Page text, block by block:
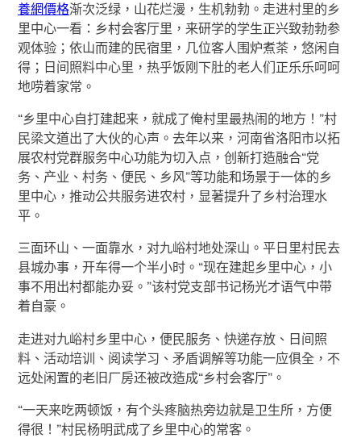
養網價格渐次泛绿，山花烂漫，生机勃勃。走进村里的乡
里中心一看：乡村会客厅里，来研学的学生正兴致勃勃参
观体验；依山而建的民宿里，几位客人围炉煮茶，悠闲自
得；日间照料中心里，热乎饭刚下肚的老人们正乐乐呵呵
地唠着家常。
“乡里中心自打建起来，就成了俺村里最热闹的地方！”村
民梁文道出了大伙的心声。去年以来，河南省洛阳市以拓
展农村党群服务中心功能为切入点，创新打造融合“党
务、产业、村务、便民、乡风”等功能和场景于一体的乡
里中心，推动公共服务进农村，显著提升了乡村治理水
平。
三面环山、一面靠水，对九峪村地处深山。平日里村民去
县城办事，开车得一个半小时。“现在建起乡里中心，小
事不用出村都能办妥。”该村党支部书记杨光才语气中带
着自豪。
走进对九峪村乡里中心，便民服务、快递存放、日间照
料、活动培训、阅读学习、矛盾调解等功能一应俱全，不
远处闲置的老旧厂房还被改造成“乡村会客厅”。
“一天来吃两顿饭，有个头疼脑热旁边就是卫生所，方便
得很！”村民杨明武成了乡里中心的常客。